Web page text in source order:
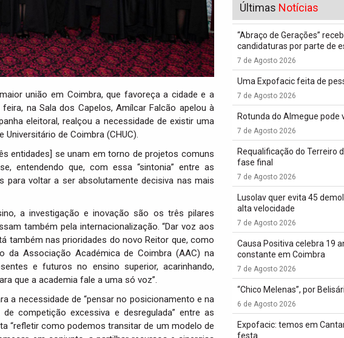
união em Coimbra, que favoreça a cidade e a
na Sala dos Capelos, Amílcar Falcão apelou à
eleitoral, realçou a necessidade de existir uma
de Coimbra (CHUC).
entidades] se unam em torno de projetos comuns
entendendo que, com essa “sintonia” entre as
para voltar a ser absolutamente decisiva nas mais
a investigação e inovação são os três pilares
também pela internacionalização. “Dar voz aos
também nas prioridades do novo Reitor que, como
da Associação Académica de Coimbra (AAC) na
e futuros no ensino superior, acarinhando,
que a academia fale a uma só voz”.
a necessidade de “pensar no posicionamento e na
competição excessiva e desregulada” entre as
“refletir como podemos transitar de um modelo de
Últimas Notícias
“Abraço de Gerações”
candidaturas por parte de
7 de Agosto 2026
Uma Expofacic feita de
7 de Agosto 2026
Rotunda do Almegue pode
7 de Agosto 2026
Requalificação do Terreiro
fase final
7 de Agosto 2026
Lusolav quer evita 45
alta velocidade
7 de Agosto 2026
Causa Positiva celebra 19
constante em Coimbra
7 de Agosto 2026
“Chico Melenas”, por
6 de Agosto 2026
Expofacic: temos em
festa